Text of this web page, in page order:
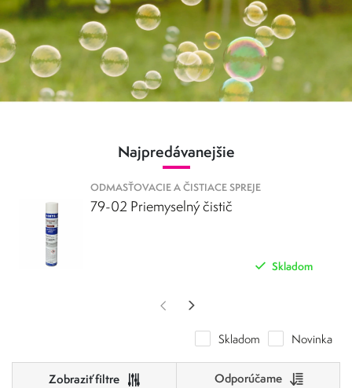
zariadení v dobrom stave. Oleje a mazivá môžu spôsobiť koróziu a
opotrebovanie, preto je dôležité ich pravidelne odstraňovať.
Čistiace spreje Metaflux
sa používajú na odstraňovanie rôznych
druhov nečistôt, vrátane farieb, chemikálií a prachu. Sú dôležité pre
udržiavanie čistoty výrobných priestorov a zariadení. Nečistoty môžu
Najpredávanejšie
ODMASŤOVACIE A ČISTIACE SPREJE
79-02 Priemyselný čistič
Skladom
Skladom Novinka
Odporúčame